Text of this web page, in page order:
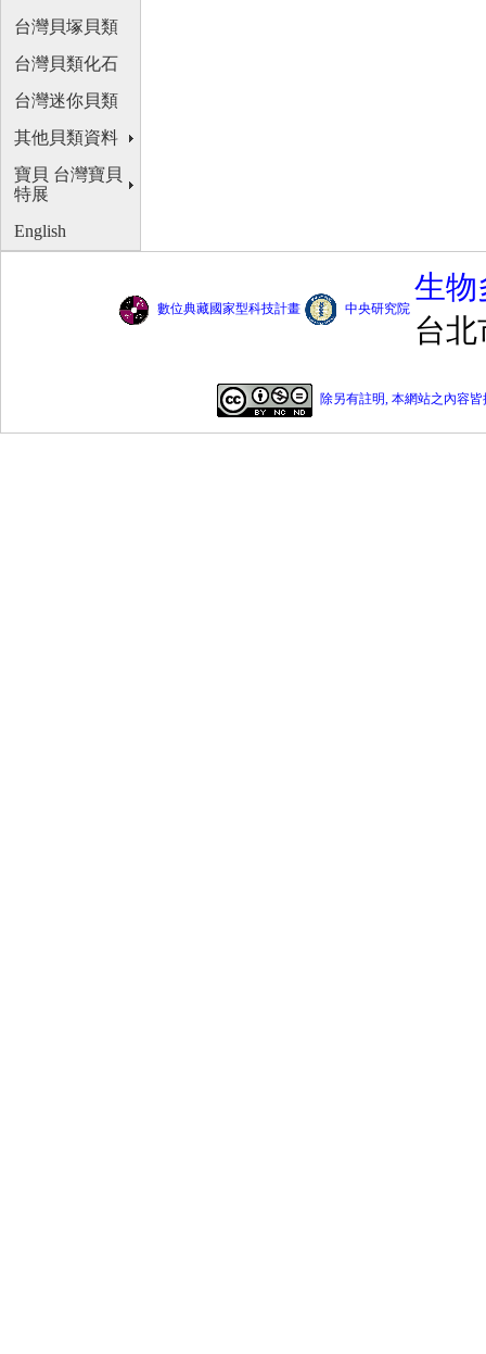
台灣貝塚貝類
台灣貝類化石
台灣迷你貝類
其他貝類資料
寶貝 台灣寶貝
特展
English
數位典藏國家型科技計畫 中央研究院
生物
台北
除另有註明, 本網站之內容